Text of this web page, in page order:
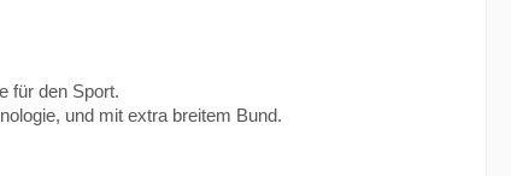
für den Sport.
und mit extra breitem Bund.